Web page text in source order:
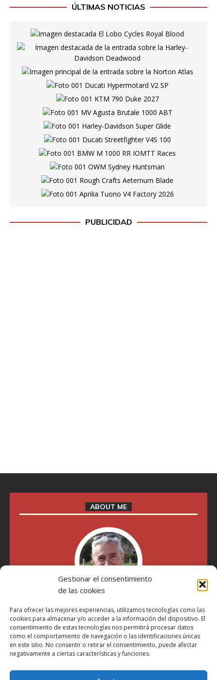
Gestionar el consentimiento
de las cookies
Para ofrecer las mejores experiencias, utilizamos tecnologías como las
cookies para almacenar y/o acceder a la información del dispositivo. El
consentimiento de estas tecnologías nos permitirá procesar datos
como el comportamiento de navegación o las identificaciones únicas
en este sitio. No consentir o retirar el consentimiento, puede afectar
negativamente a ciertas características y funciones.
ÚLTIMAS NOTICIAS
PUBLICIDAD
ABOUT ME
"Soy Manel Hospido, nací en Valencia en 1969 y desde el
año 2007 he escrito sobre motos en distintos medios.
Millatrece.com es una apuesta por escribir sobre lo que me
gusta de manera sincera y honesta. Pasa, ponte cómodo y
participa"